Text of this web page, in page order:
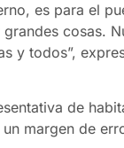
es para el
cosas.
y todos”,
de
margen de